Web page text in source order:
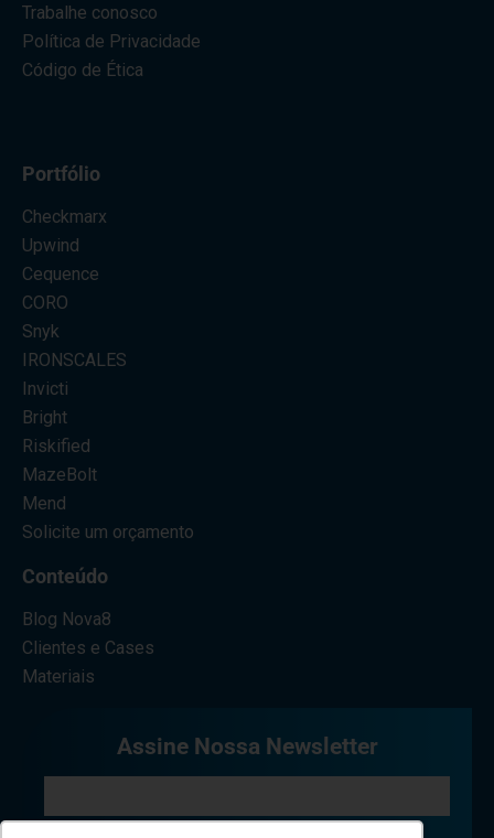
Trabalhe conosco
Política de Privacidade
Código de Ética
Portfólio
Checkmarx
Upwind
Cequence
CORO
Snyk
IRONSCALES
Invicti
Bright
Riskified
MazeBolt
Mend
Solicite um orçamento
Conteúdo
Blog Nova8
Clientes e Cases
Materiais
Assine Nossa Newsletter